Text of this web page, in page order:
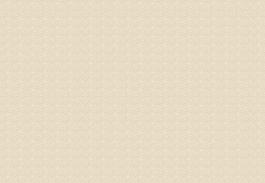
病情描
2015
之行右
专家回
专家回
姓名：
病情描
专家回